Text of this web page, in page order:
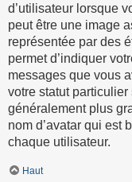
d’utilisateur lorsque
peut être une image
représentée par des
permet d’indiquer
messages que vous
votre statut particulier
généralement plus
nom d’avatar qui est
chaque utilisateur.
Haut